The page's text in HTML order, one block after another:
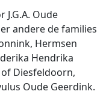
Oude
andere de families
Hermsen
Hendrika
Diesfeldoorn,
Oude Geerdink.